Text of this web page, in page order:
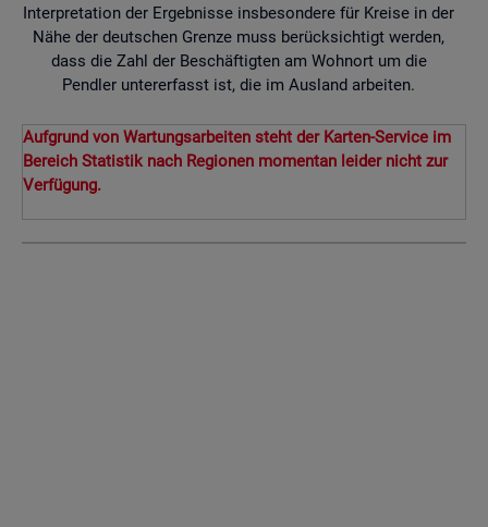
Interpretation der Ergebnisse insbesondere für Kreise in der
Nähe der deutschen Grenze muss berücksichtigt werden,
dass die Zahl der Beschäftigten am Wohnort um die
Pendler untererfasst ist, die im Ausland arbeiten.
Aufgrund von Wartungsarbeiten steht der Karten-Service im
Bereich Statistik nach Regionen momentan leider nicht zur
Verfügung.